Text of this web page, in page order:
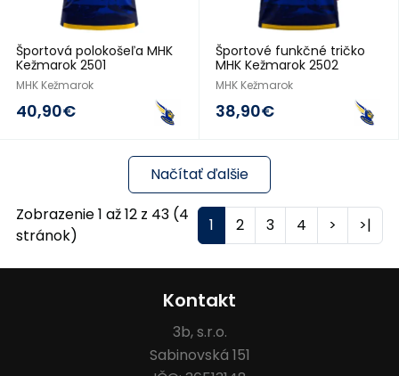
Športová polokošeľa MHK
Kežmarok 2501
MHK Kežmarok
40,90€
Športové funkčné tričko
MHK Kežmarok 2502
MHK Kežmarok
38,90€
Načítať ďalšie
Zobrazenie 1 až 12 z 43 (4
stránok)
1 2 3 4 > >|
Kontakt
3b, s.r.o.
Sabinovská 151